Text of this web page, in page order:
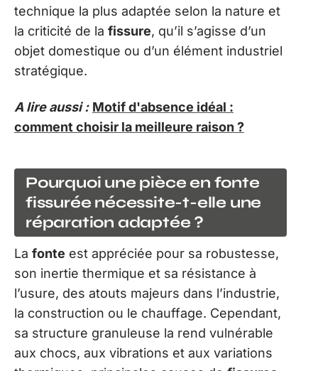
technique la plus adaptée selon la nature et
la criticité de la fissure, qu’il s’agisse d’un
objet domestique ou d’un élément industriel
stratégique.
A lire aussi : Motif d'absence idéal :
comment choisir la meilleure raison ?
Pourquoi une pièce en fonte
fissurée nécessite-t-elle une
réparation adaptée ?
La fonte est appréciée pour sa robustesse,
son inertie thermique et sa résistance à
l’usure, des atouts majeurs dans l’industrie,
la construction ou le chauffage. Cependant,
sa structure granuleuse la rend vulnérable
aux chocs, aux vibrations et aux variations